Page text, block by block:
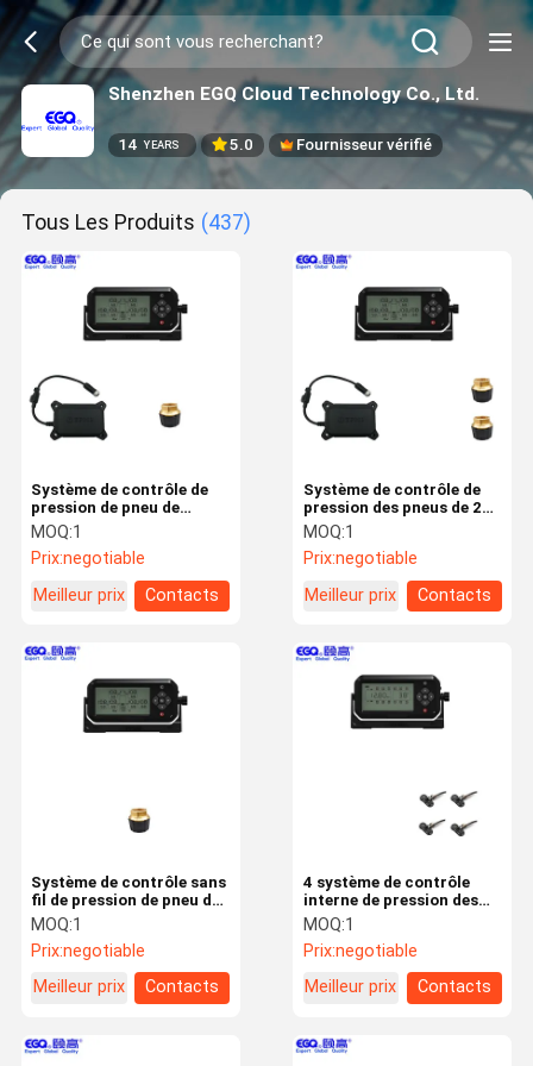
Shenzhen EGQ Cloud Technology Co., Ltd.
14 YEARS 5.0 Fournisseur vérifié
Tous Les Produits (437)
Système de contrôle de
pression de pneu de
l'alarme de baisse de
pression rv
MOQ:1
Prix:negotiable
Meilleur prix
Contacts
Système de contrôle de
pression des pneus de 200
de livre par pouce carré 2
capteurs rv des roues
OTR
MOQ:1
Prix:negotiable
Meilleur prix
Contacts
Système de contrôle sans
fil de pression de pneu de
pneu de la FCC ROHS un
de la CE
MOQ:1
Prix:negotiable
Meilleur prix
Contacts
4 système de contrôle
interne de pression des
pneus du camion TPMS
rv de pneu
MOQ:1
Prix:negotiable
Meilleur prix
Contacts